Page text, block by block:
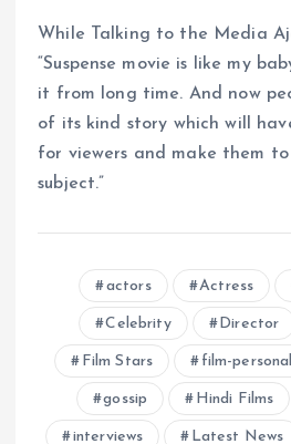
While Talking to the Media
“Suspense movie is like my
it from long time. And now
of its kind story which will
for viewers and make them
subject.”
actors Actress
Celebrity Director
Film Stars film-
gossip Hindi Films
interviews Latest News